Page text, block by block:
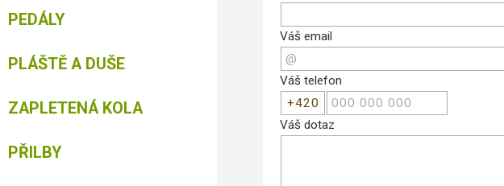
Váš email
Váš telefon
Váš dotaz
PEDÁLY
PLÁŠTĚ A DUŠE
ZAPLETENÁ KOLA
PŘILBY